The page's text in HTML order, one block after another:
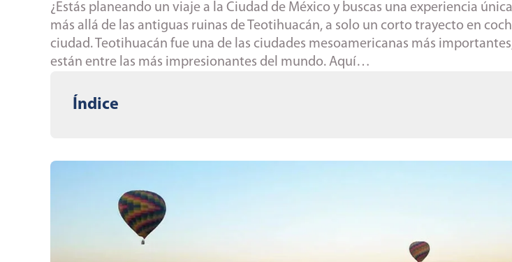
¿Estás planeando un viaje a la Ciudad de México y buscas una experiencia
más allá de las antiguas ruinas de Teotihuacán, a solo un corto trayecto en
ciudad. Teotihuacán fue una de las ciudades mesoamericanas más
están entre las más impresionantes del mundo. Aquí…
Índice